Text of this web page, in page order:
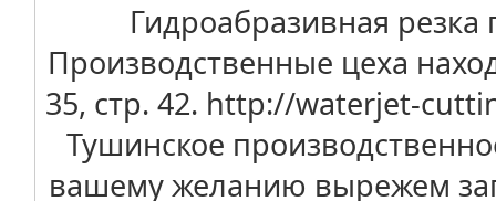
Гидроабразивная
Производственные цеха
35, стр. 42. http://waterjet-
Тушинское
вашему желанию вырежем